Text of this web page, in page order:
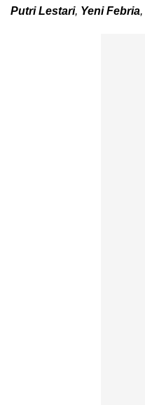
Putri Lestari, Yeni Febria,